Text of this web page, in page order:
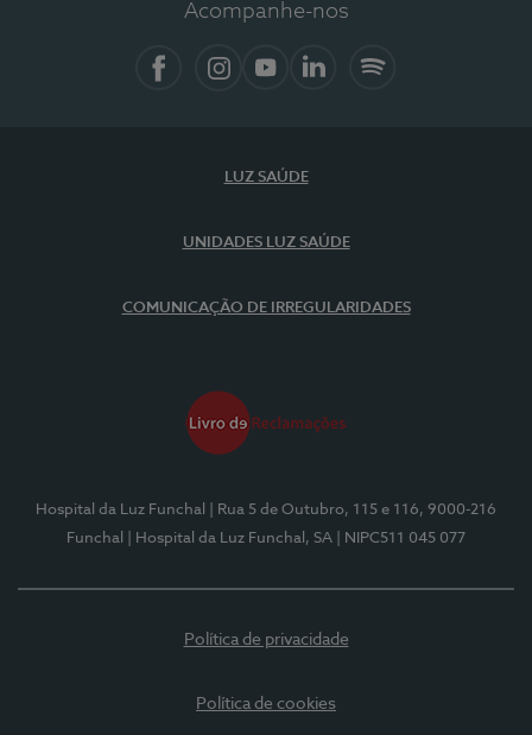
Acompanhe-nos
LUZ SAÚDE
UNIDADES LUZ SAÚDE
COMUNICAÇÃO DE IRREGULARIDADES
Hospital da Luz Funchal
| Rua 5 de Outubro, 115 e 116, 9000-216
Funchal
| Hospital da Luz Funchal, SA | NIPC511 045 077
Política de privacidade
Política de cookies